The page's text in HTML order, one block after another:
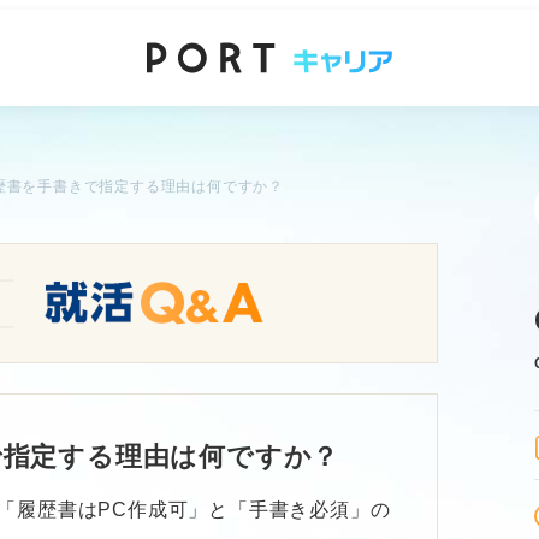
書を手書きで指定する理由は何ですか？
定する理由は何ですか？
履歴書はPC作成可」と「手書き必須」の